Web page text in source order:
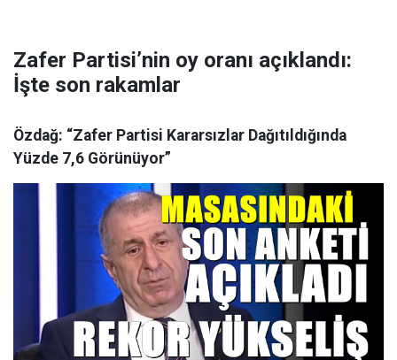
Zafer Partisi’nin oy oranı açıklandı:
İşte son rakamlar
Özdağ: “Zafer Partisi Kararsızlar Dağıtıldığında
Yüzde 7,6 Görünüyor”